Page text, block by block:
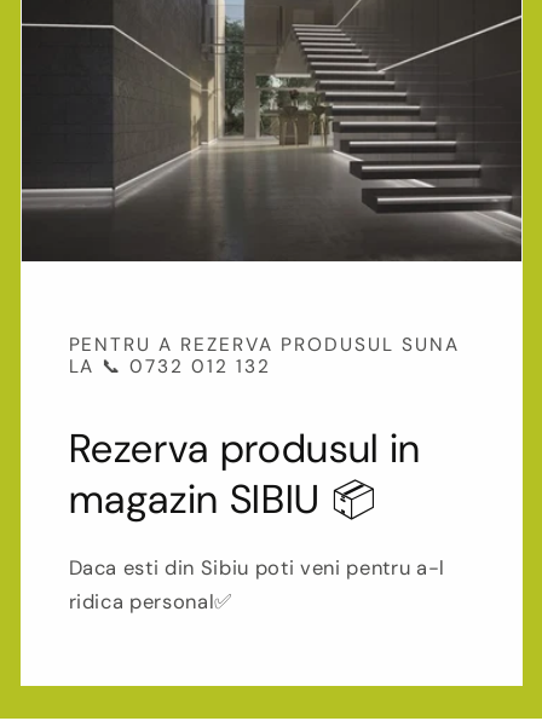
PENTRU A REZERVA PRODUSUL SUNA
LA 📞 0732 012 132
Rezerva produsul in
magazin SIBIU 📦
Daca esti din Sibiu poti veni pentru a-l
ridica personal✅